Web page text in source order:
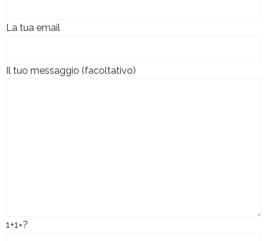
La tua email
Il tuo messaggio (facoltativo)
1+1=?